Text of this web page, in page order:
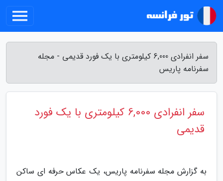
سفر انفرادی 6,000 کیلومتری با یک فورد قدیمی - مجله
سفرنامه پاریس
سفر انفرادی 6,000 کیلومتری با یک فورد
قدیمی
به گزارش مجله سفرنامه پاریس، یک عکاس حرفه ای ساکن